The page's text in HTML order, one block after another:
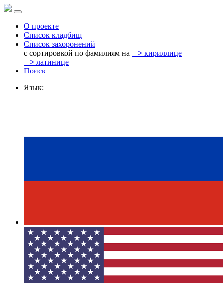
О проекте
Список кладбищ
Список захоронений
с сортировкой по фамилиям на
> кириллице
> латинице
Поиск
Язык: